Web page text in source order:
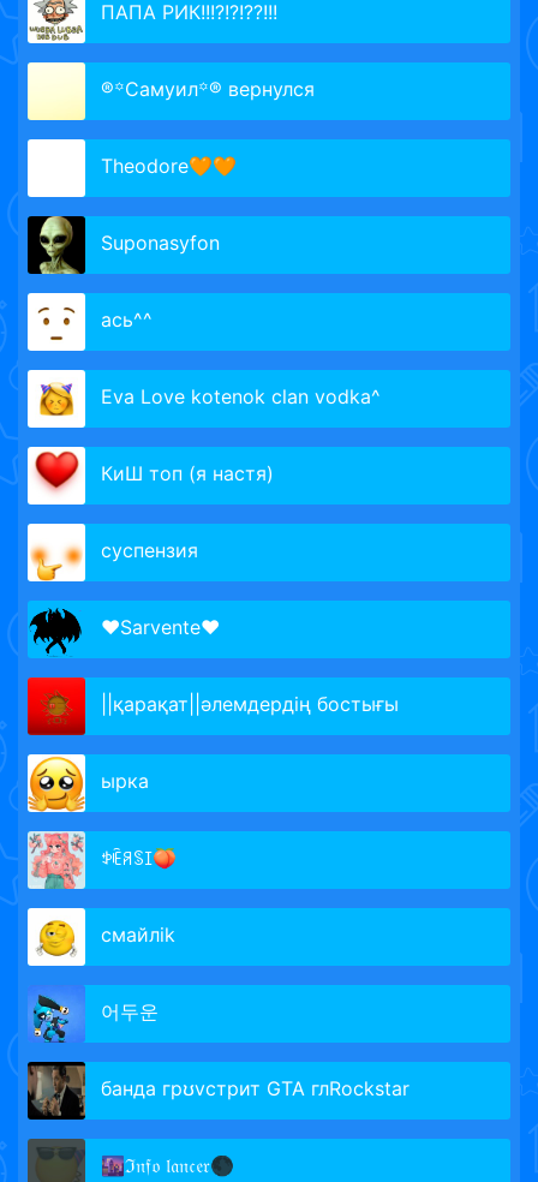
ПАПА РИК!!!?!?!??!!!
®꙳Самуил꙳® вернулся
Theodore🧡🧡
Suponasyfon
ась^^
Eva Love kotenok clan vodka^
КиШ топ (я настя)
суспензия
♥Sarvente♥
||қарақат||әлемдердің бостығы
ырка
ꉣꍟꋪꌗꀤ🍑
смайлik
어두운
банда грʊvстрит GTA глRockstar
🌆ℑ𝔫𝔣𝔬 𝔩𝔞𝔫𝔠𝔢𝔯🌑